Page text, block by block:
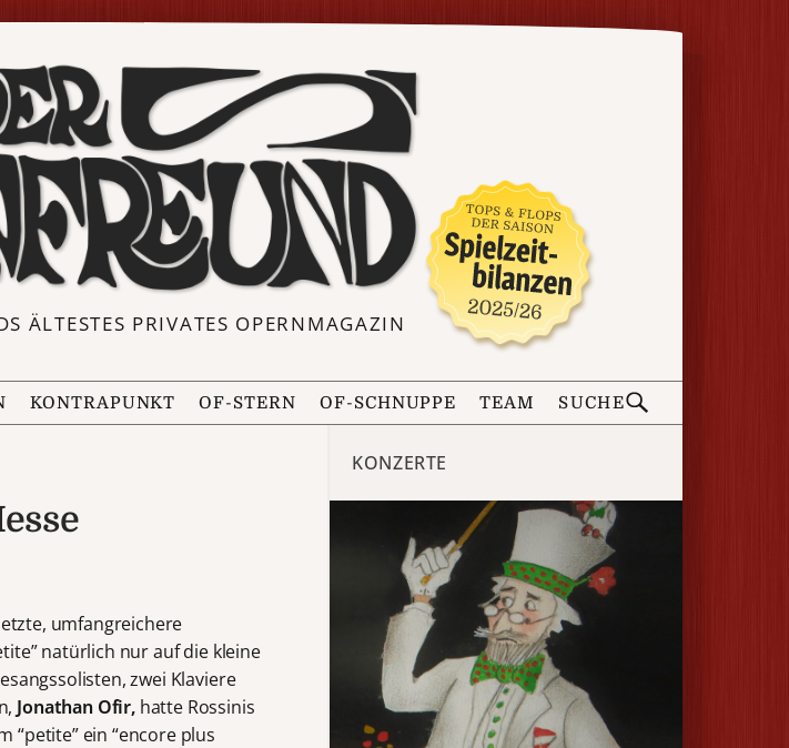
ÄLTESTES PRIVATES OPERNMAGAZIN
KONTRAPUNKT OF-STERN OF-SCHNUPPE TEAM SUCHE
umfangreichere
natürlich nur auf die kleine
zwei Klaviere
Jonathan Ofir,hatte Rossinis
“petite” ein “encore plus
KONZERTE